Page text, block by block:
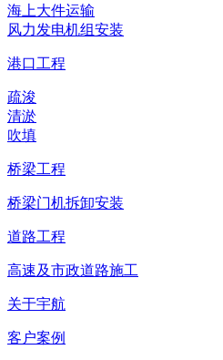
海上大件运输
风力发电机组安装
港口工程
疏浚
清淤
吹填
桥梁工程
桥梁门机拆卸安装
道路工程
高速及市政道路施工
关于宇航
客户案例